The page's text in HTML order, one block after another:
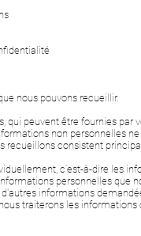
nous pouvons recueillir.
peuvent être fournies par
non personnelles
recueillons consistent
c’est-à-dire les
personnelles
informations
traiterons les